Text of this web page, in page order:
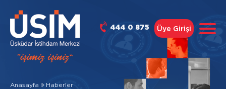
444 0 875 Üye Girişi
Anasayfa Haberler